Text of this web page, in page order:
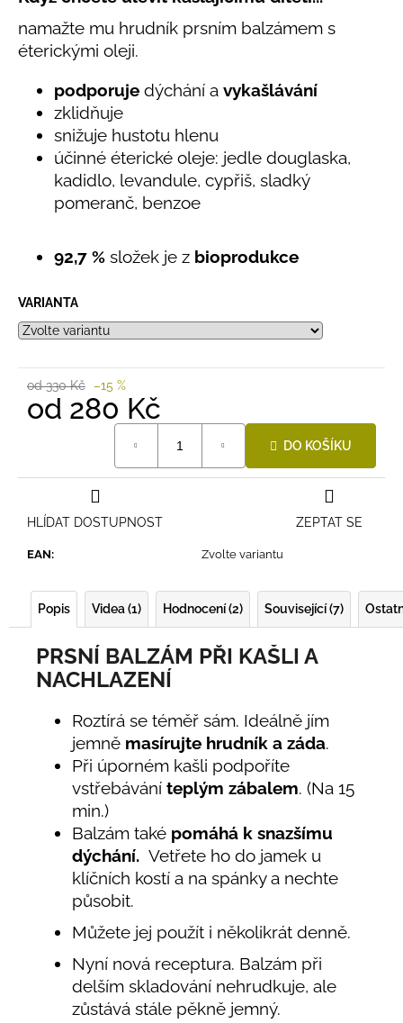
produktu
je
5,0
z
hvězdiček.
namažte mu hrudník prsním balzámem s
éterickými oleji.
podporuje dýchání a vykašlávání
zklidňuje
snižuje hustotu hlenu
účinné éterické oleje: jedle douglaska,
kadidlo, levandule, cypřiš, sladký
pomeranč, benzoe
92,7 % složek je z bioprodukce
VARIANTA
od 330 Kč –15 %
od 280 Kč
DO KOŠÍKU
EAN: Zvolte variantu
ZEPTAT SE
HLÍDAT DOSTUPNOST
Popis Videa (1) Hodnocení (2) Související (7)
PRSNÍ BALZÁM PŘI KAŠLI A
NACHLAZENÍ
Roztírá se téměř sám. Ideálně jím
jemně masírujte hrudník a záda.
Při úporném kašli podpoříte
vstřebávání teplým zábalem. (Na 15
min.)
Balzám také pomáhá k snazšímu
dýchání. Vetřete ho do jamek u
klíčních kostí a na spánky a nechte
působit.
Můžete jej použít i několikrát denně.
Nyní nová receptura. Balzám při
delším skladování nehrudkuje, ale
zůstává stále pěkně jemný.
u
j
e
BAMBUSOVÉ
TRIKO
NÁMOŘNICKÉ
PRUHY
MODRÉ